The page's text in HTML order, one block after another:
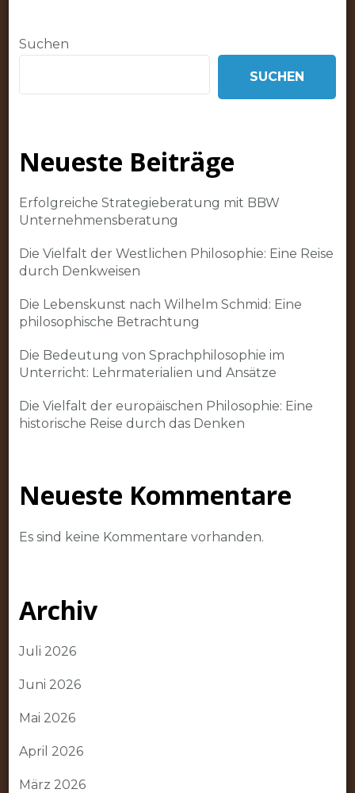
Suchen
SUCHEN
Neueste Beiträge
Erfolgreiche Strategieberatung mit BBW
Unternehmensberatung
Die Vielfalt der Westlichen Philosophie: Eine Reise
durch Denkweisen
Die Lebenskunst nach Wilhelm Schmid: Eine
philosophische Betrachtung
Die Bedeutung von Sprachphilosophie im
Unterricht: Lehrmaterialien und Ansätze
Die Vielfalt der europäischen Philosophie: Eine
historische Reise durch das Denken
Neueste Kommentare
Es sind keine Kommentare vorhanden.
Archiv
Juli 2026
Juni 2026
Mai 2026
April 2026
März 2026